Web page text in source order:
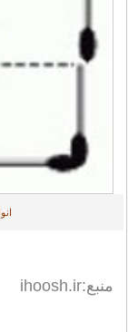
منبع:ihoosh.ir